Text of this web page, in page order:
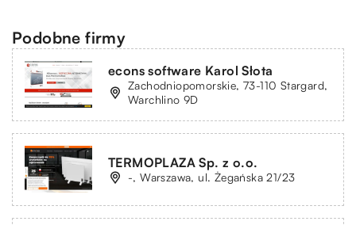
Podobne firmy
econs software Karol Słota
Zachodniopomorskie, 73-110 Stargard,
Warchlino 9D
TERMOPLAZA Sp. z o.o.
-, Warszawa, ul. Żegańska 21/23